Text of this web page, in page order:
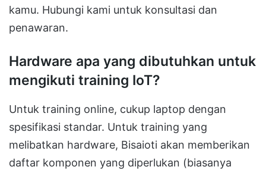
kamu. Hubungi kami untuk konsultasi dan
penawaran.
Hardware apa yang dibutuhkan untuk
mengikuti training IoT?
Untuk training online, cukup laptop dengan
spesifikasi standar. Untuk training yang
melibatkan hardware, Bisaioti akan memberikan
daftar komponen yang diperlukan (biasanya